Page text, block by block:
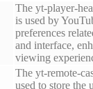
The yt-player-
is used by
preferences
and interface,
viewing
The yt-remote-
used to store the